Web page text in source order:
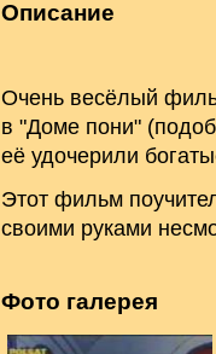
Описание
Очень весёлый
в "Доме пони"
её удочерили
Этот фильм
своими руками
Фото галерея